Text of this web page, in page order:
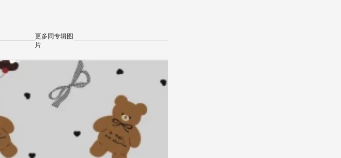
更多同专辑图
片